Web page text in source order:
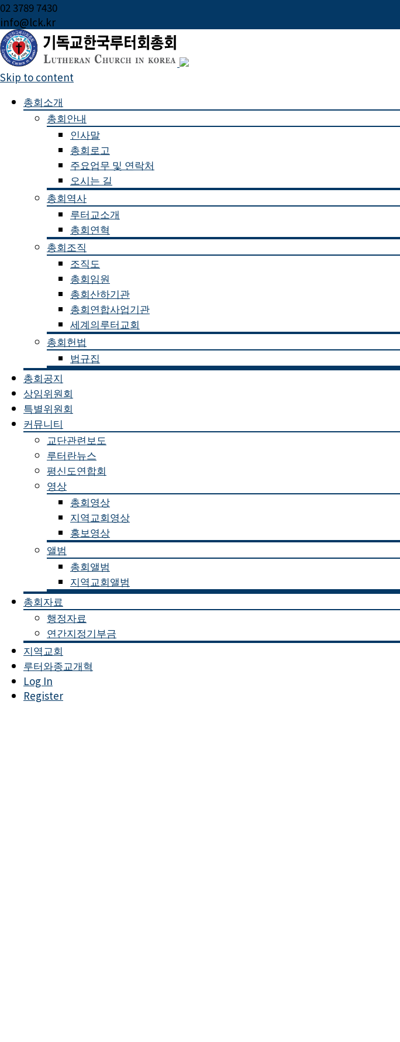
02 3789 7430
info@lck.kr
Skip to content
총회소개
총회안내
인사말
총회로고
주요업무 및 연락처
오시는 길
총회역사
루터교소개
총회연혁
총회조직
조직도
총회임원
총회산하기관
총회연합사업기관
세계의루터교회
총회헌법
법규집
총회공지
상임위원회
특별위원회
커뮤니티
교단관련보도
루터란뉴스
평신도연합회
영상
총회영상
지역교회영상
홍보영상
앨범
총회앨범
지역교회앨범
총회자료
행정자료
연간지정기부금
지역교회
루터와종교개혁
Log In
Register